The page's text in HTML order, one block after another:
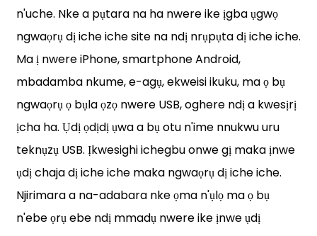
n'uche. Nke a pụtara na ha nwere ike ịgba ụgwọ
ngwaọrụ dị iche iche site na ndị nrụpụta dị iche iche.
Ma ị nwere iPhone, smartphone Android,
mbadamba nkume, e-agụ, ekweisi ikuku, ma ọ bụ
ngwaọrụ ọ bụla ọzọ nwere USB, oghere ndị a kwesịrị
ịcha ha. Ụdị ọdịdị ụwa a bụ otu n'ime nnukwu uru
teknụzụ USB. Ịkwesighi ichegbu onwe gị maka ịnwe
ụdị chaja dị iche iche maka ngwaọrụ dị iche iche.
Njirimara a na-adabara nke ọma n'ụlọ ma ọ bụ
n'ebe ọrụ ebe ndị mmadụ nwere ike ịnwe ụdị